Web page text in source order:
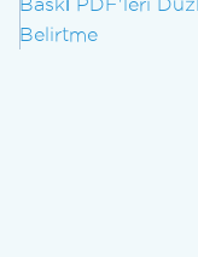
Baskı PDF'leri
Belirtme